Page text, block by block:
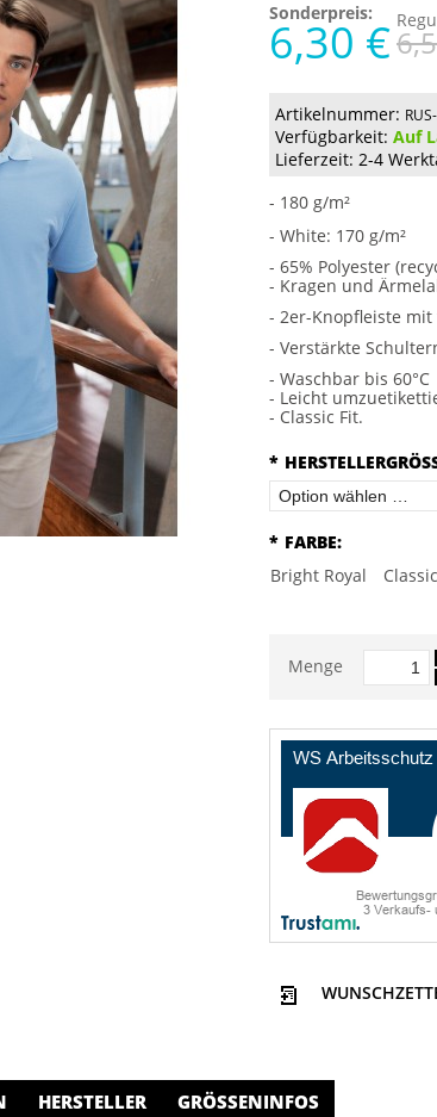
Sonderpreis:
6,30 €
Artikelnummer:
Verfügbarkeit: Auf
Lieferzeit: 2-4
- 180 g/m²
- White: 170 g/m²
- 65% Polyester
- Kragen und
- 2er-Knopfleiste
- Verstärkte
- Waschbar bis 60°C
- Leicht
- Classic Fit.
*
* FARBE:
Bright Royal
Menge
HERSTELLER GRÖSSENINFOS